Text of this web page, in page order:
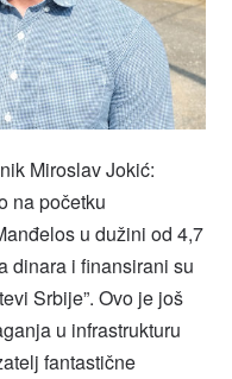
Miroslav Jokić:
na početku
u dužini od 4,7
dinara i finansirani su
Srbije”. Ovo je još
u infrastrukturu
fantastične